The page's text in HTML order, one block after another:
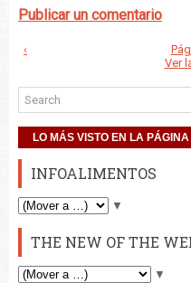
Publicar un comentario
‹
Ver
LO MÁS VISTO EN LA PÁGINA
INFOALIMENTOS
▼
THE NEW OF THE
▼